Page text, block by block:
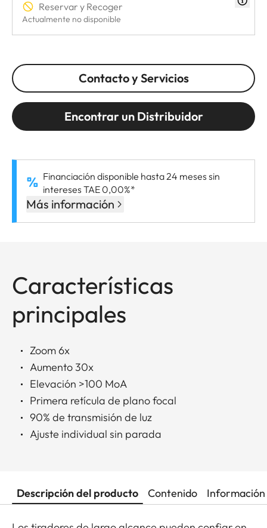
Reservar y Recoger
Actualmente no disponible
Contacto y Servicios
Encontrar un Distribuidor
Financiación disponible hasta 24 meses sin
intereses TAE 0,00%*
Más información
Características
principales
Zoom 6x
Aumento 30x
Elevación >100 MoA
Primera retícula de plano focal
90% de transmisión de luz
Ajuste individual sin parada
Descripción del producto Contenido